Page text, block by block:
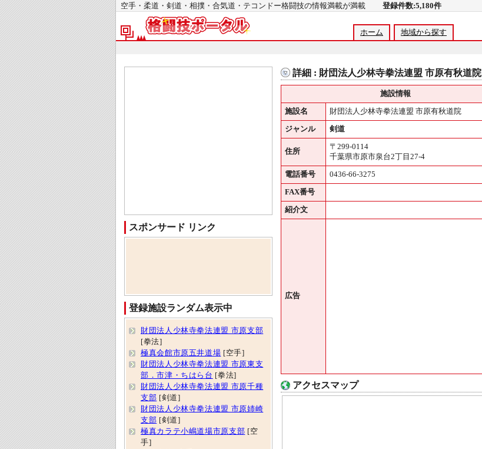
空手・柔道・剣道・相撲・合気道・テコンドー格闘技の情報満載が満載 登録件数:5,180件
ホーム 地域から探す
詳細 : 財団法人少林寺拳法連盟 市原有秋道院
施設情報
施設名 財団法人少林寺拳法連盟 市原有秋道院
ジャンル 剣道
住所
〒299-0114
千葉県市原市泉台2丁目27-4
電話番号 0436-66-3275
FAX番号
紹介文
広告
アクセスマップ
スポンサード リンク
登録施設ランダム表示中
財団法人少林寺拳法連盟 市原支部
[拳法]
極真会館市原五井道場 [空手]
財団法人少林寺拳法連盟 市原東支
部．市津・ちはら台 [拳法]
財団法人少林寺拳法連盟 市原千種
支部 [剣道]
財団法人少林寺拳法連盟 市原姉崎
支部 [剣道]
極真カラテ小嶋道場市原支部 [空
手]